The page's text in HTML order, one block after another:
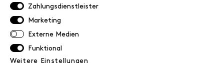
Impressum
NEWSLETTER
Erhalte exklusive Neuigkeiten!
Zahlungsdienstleister
Marketing
Externe Medien
Funktional
Weitere Einstellungen